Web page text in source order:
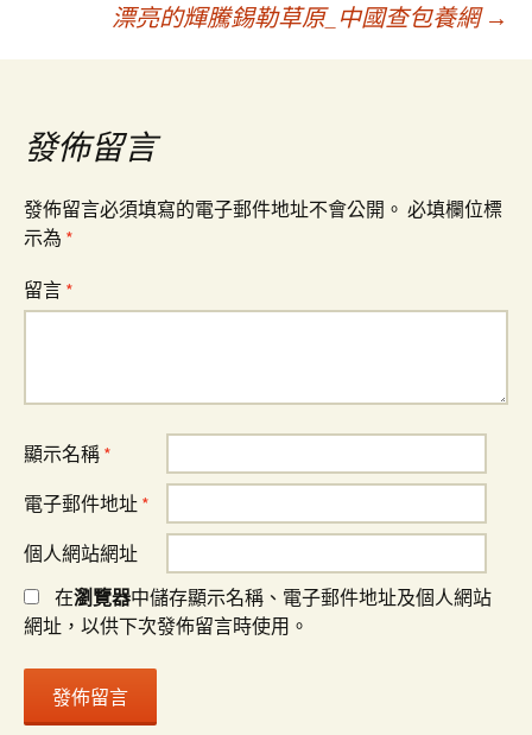
導
覽
漂亮的輝騰錫勒草原_中國查包養網 →
發佈留言
發佈留言必須填寫的電子郵件地址不會公開。 必填欄位標
示為 *
留言 *
顯示名稱 *
電子郵件地址 *
個人網站網址
在瀏覽器中儲存顯示名稱、電子郵件地址及個人網站
網址，以供下次發佈留言時使用。